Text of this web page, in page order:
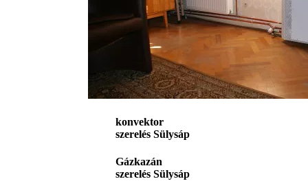
konvektor
szerelés Sülysáp
Gázkazán
szerelés Sülysáp